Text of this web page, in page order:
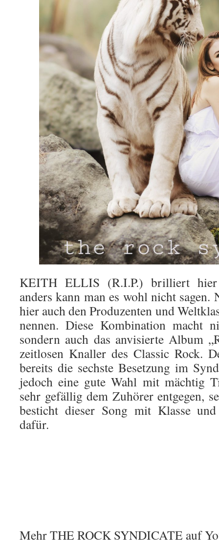
KEITH ELLIS (R.I.P.) brilliert hier
anders kann man es wohl nicht sagen.
hier auch den Produzenten und
nennen. Diese Kombination macht
sondern auch das anvisierte Album
zeitlosen Knaller des Classic Rock.
bereits die sechste Besetzung im
jedoch eine gute Wahl mit mächtig
sehr gefällig dem Zuhörer entgegen,
besticht dieser Song mit Klasse
dafür.
Mehr THE ROCK SYNDICATE auf